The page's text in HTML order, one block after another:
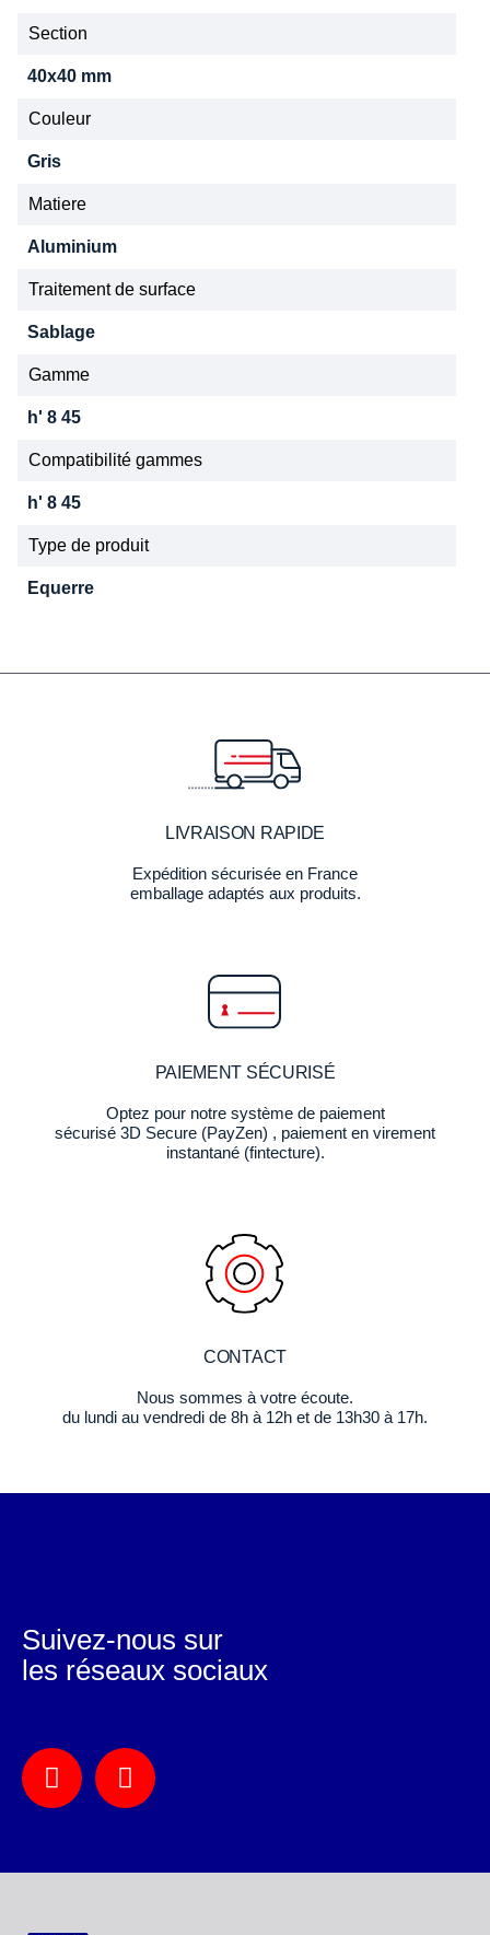
Section
40x40 mm
Couleur
Gris
Matiere
Aluminium
Traitement de surface
Sablage
Gamme
h' 8 45
Compatibilité gammes
h' 8 45
Type de produit
Equerre
LIVRAISON RAPIDE
Expédition sécurisée en France
emballage adaptés aux produits.
PAIEMENT SÉCURISÉ
Optez pour notre système de paiement
sécurisé 3D Secure (PayZen) , paiement en virement
instantané (fintecture).
CONTACT
Nous sommes à votre écoute.
du lundi au vendredi de 8h à 12h et de 13h30 à 17h.
Suivez-nous sur
les réseaux sociaux